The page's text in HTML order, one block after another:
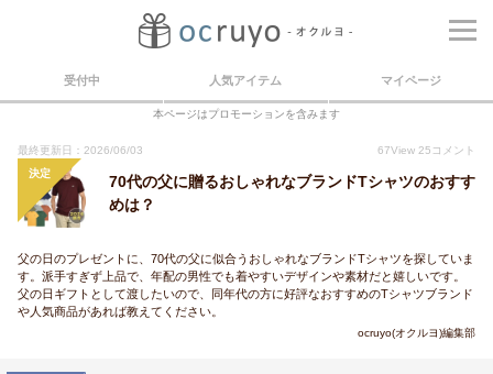
受付中 人気アイテム マイページ
本ページはプロモーションを含みます
最終更新日：2026/06/03 67View 25 コメント
決定
70代の父に贈るおしゃれなブランドTシャツのおすす
めは？
父の日のプレゼントに、70代の父に似合うおしゃれなブランドTシャツを探していま
す。派手すぎず上品で、年配の男性でも着やすいデザインや素材だと嬉しいです。
父の日ギフトとして渡したいので、同年代の方に好評なおすすめのTシャツブランド
や人気商品があれば教えてください。
ocruyo(オクルヨ)編集部